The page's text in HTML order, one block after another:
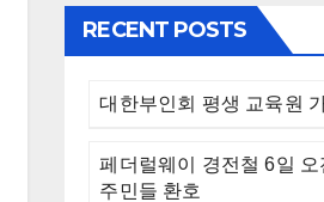
RECENT POSTS
대한부인회 평생 교육원
페더럴웨이 경전철 6일 오
주민들 환호